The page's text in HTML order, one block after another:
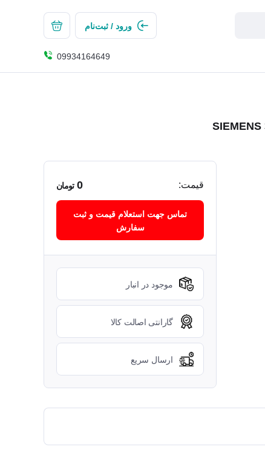
ورود / ثبت‌نام
09934164649
قیمت: 0 تومان
تماس جهت استعلام قیمت و ثبت
سفارش
موجود در انبار
گارانتی اصالت کالا
ارسال سریع